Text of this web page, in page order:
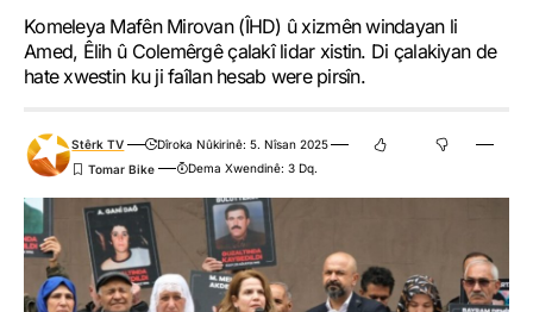
Komeleya Mafên Mirovan (ÎHD) û xizmên windayan li
Amed, Êlih û Colemêrgê çalakî lidar xistin. Di çalakiyan de
hate xwestin ku ji faîlan hesab were pirsîn.
Stêrk TV
Dîroka Nûkirinê: 5. Nîsan 2025
Dema Xwendinê: 3 Dq.